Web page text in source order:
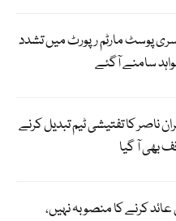
پوسٹ مارٹم رپورٹ میں تشدد
سامنے آگئے
ناصر کا تفتیشی ٹیم تبدیل کرنے
بھی آ گیا
عائد کرنے کا منصوبہ نہیں،